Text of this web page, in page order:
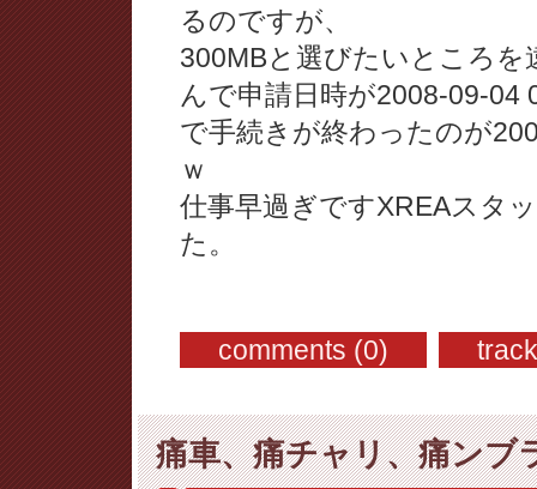
るのですが、
300MBと選びたいところを
んで申請日時が2008-09-04
で手続きが終わったのが
ｗ
仕事早過ぎですXREAスタ
た。
comments (0)
痛車、痛チャリ、痛ンブ